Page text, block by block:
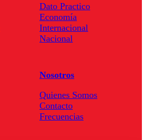
Dato Practico
Economía
Internacional
Nacional
Nosotros
Quienes Somos
Contacto
Frecuencias